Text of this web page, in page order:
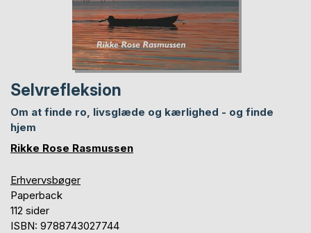
Selvrefleksion
Om at finde ro, livsglæde og kærlighed - og finde
hjem
Rikke Rose Rasmussen
Erhvervsbøger
Paperback
112 sider
ISBN: 9788743027744